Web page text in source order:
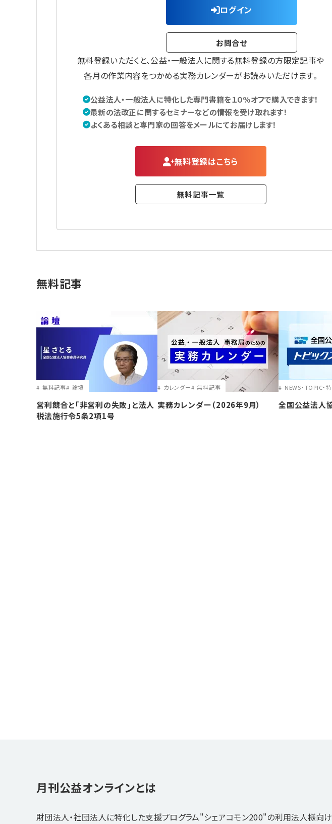
ログイン
お問合せ
無料登録いただくと、公益・一般法人に関する無料登録の方限定記事や
各月の作業内容をつかめる実務カレンダーがお読みいただけます。
公益法人・一般法人に特化した専門書籍を１０％オフで購入できます！
最新の法改正に関するセミナーなどの情報を受け取れます！
よくある相談と専門家の回答をメールにてお届けします！
無料登録はこちら
無料記事一覧
無料記事
無料記事 論壇
営利競合と｢非営利の失敗｣と法人
税法施行令5条2項1号
カレンダー 無料記事
実務カレンダー（2026年9月）
NEWS・TOPIC・
全国公益法人
月刊公益オンラインとは
財団法人・社団法人に特化した支援プログラム"シェアコモン200"の利用法人様向